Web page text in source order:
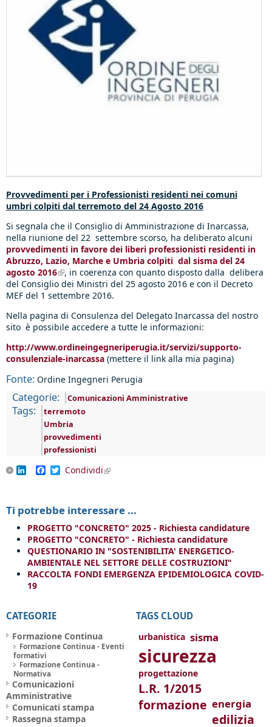
Provvedimenti per i Professionisti residenti nei comuni
umbri colpiti dal terremoto del 24 Agosto 2016
Si segnala che il Consiglio di Amministrazione di Inarcassa,
nella riunione del 22 settembre scorso, ha deliberato alcuni
provvedimenti in favore dei liberi professionisti residenti in
Abruzzo, Lazio, Marche e Umbria colpiti dal sisma del 24
agosto 2016(link is external)
, in coerenza con quanto disposto dalla delibera
del Consiglio dei Ministri del 25 agosto 2016 e con il Decreto
MEF del 1 settembre 2016.
Nella pagina di Consulenza del Delegato Inarcassa del nostro
sito è possibile accedere a tutte le informazioni:
http://www.ordineingegneriperugia.it/servizi/supporto-
consulenziale-inarcassa (mettere il link alla mia pagina)
Fonte: Ordine Ingegneri Perugia
Categorie: Comunicazioni Amministrative
Tags:
terremoto
Umbria
provvedimenti
professionisti
LinkedInFacebook
Twitter
Condividi(link is external)
Ti potrebbe interessare ...
PROGETTO "CONCRETO" 2025 - Richiesta candidature
PROGETTO "CONCRETO" - Richiesta candidature
QUESTIONARIO IN "SOSTENIBILITA' ENERGETICO-
AMBIENTALE NEL SETTORE DELLE COSTRUZIONI"
RACCOLTA FONDI EMERGENZA EPIDEMIOLOGICA COVID-
19
CATEGORIE
Formazione Continua
Formazione Continua - Eventi
formativi
Formazione Continua -
Normativa
Comunicazioni
Amministrative
Comunicati stampa
Rassegna stampa
TAGS CLOUD
urbanistica sisma
sicurezza
progettazione
L.R. 1/2015
formazione energia
edilizia